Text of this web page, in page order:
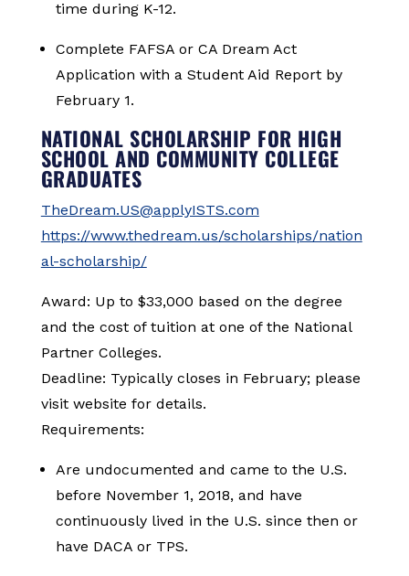
time during K-12.
Complete FAFSA or CA Dream Act
Application with a Student Aid Report by
February 1.
NATIONAL SCHOLARSHIP FOR HIGH
SCHOOL AND COMMUNITY COLLEGE
GRADUATES
TheDream.US@applyISTS.com
https://www.thedream.us/scholarships/nation
al-scholarship/
Award: Up to $33,000 based on the degree
and the cost of tuition at one of the National
Partner Colleges.
Deadline: Typically closes in February; please
visit website for details.
Requirements:
Are undocumented and came to the U.S.
before November 1, 2018, and have
continuously lived in the U.S. since then or
have DACA or TPS.